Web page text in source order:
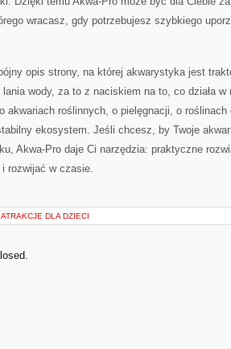
wracasz, gdy potrzebujesz szybkiego
opis strony, na której akwarystyka jest
wody, za to z naciskiem na to, co działa
akwariach roślinnych, o pielęgnacji, o
ekosystem. Jeśli chcesz, by Twoje
Akwa-Pro daje Ci narzędzia: praktyczne
rozwijać w czasie.
ATRAKCJE DLA DZIECI